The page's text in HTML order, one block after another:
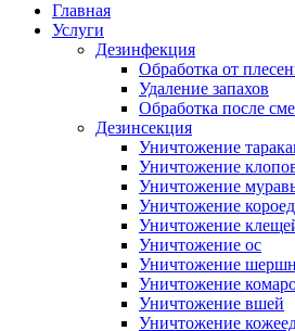
Главная
Услуги
Дезинфекция
Обработка от
Удаление запахов
Обработка после
Дезинсекция
Уничтожение
Уничтожение
Уничтожение
Уничтожение
Уничтожение
Уничтожение ос
Уничтожение
Уничтожение
Уничтожение вшей
Уничтожение